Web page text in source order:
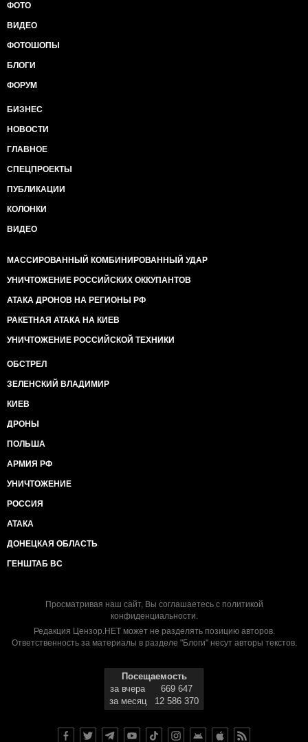
ФОТО
ВИДЕО
ФОТОШОПЫ
БЛОГИ
ФОРУМ
БИЗНЕС
НОВОСТИ
ГЛАВНОЕ
СПЕЦПРОЕКТЫ
ПУБЛИКАЦИИ
КОЛОНКИ
ВИДЕО
МАССИРОВАННЫЙ КОМБИНИРОВАННЫЙ УДАР
УНИЧТОЖЕНИЕ РОССИЙСКИХ ОККУПАНТОВ
АТАКА ДРОНОВ НА РЕГИОНЫ РФ
РАКЕТНАЯ АТАКА НА КИЕВ
УНИЧТОЖЕНИЕ РОССИЙСКОЙ ТЕХНИКИ
ОБСТРЕЛ
ЗЕЛЕНСКИЙ ВЛАДИМИР
КИЕВ
ДРОНЫ
ПОЛЬША
АРМИЯ РФ
УНИЧТОЖЕНИЕ
РОССИЯ
АТАКА
ДОНЕЦКАЯ ОБЛАСТЬ
ГЕНШТАБ ВС
Просматривая наш сайт, Вы соглашаетесь с политикой
конфиденциальности.
Редакция Цензор.НЕТ может не разделять позицию авторов.
Ответственность за материалы в разделе "Блоги" несут авторы текстов.
Посещаемость
за вчера
669 647
за месяц
12 586 370